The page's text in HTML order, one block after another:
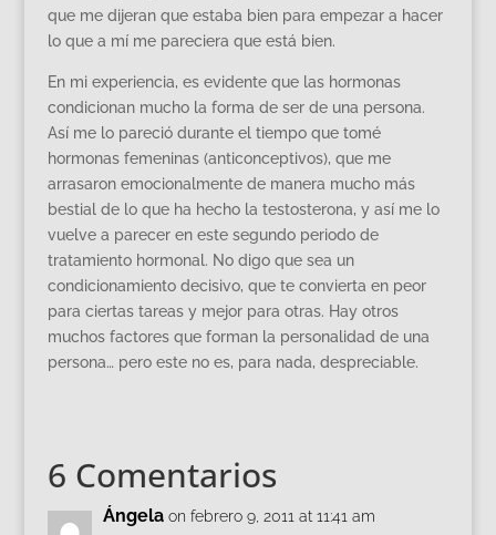
que me dijeran que estaba bien para empezar a hacer
lo que a mí me pareciera que está bien.
En mi experiencia, es evidente que las hormonas
condicionan mucho la forma de ser de una persona.
Así me lo pareció durante el tiempo que tomé
hormonas femeninas (anticonceptivos), que me
arrasaron emocionalmente de manera mucho más
bestial de lo que ha hecho la testosterona, y así me lo
vuelve a parecer en este segundo periodo de
tratamiento hormonal. No digo que sea un
condicionamiento decisivo, que te convierta en peor
para ciertas tareas y mejor para otras. Hay otros
muchos factores que forman la personalidad de una
persona… pero este no es, para nada, despreciable.
6 Comentarios
Ángela on febrero 9, 2011 at 11:41 am